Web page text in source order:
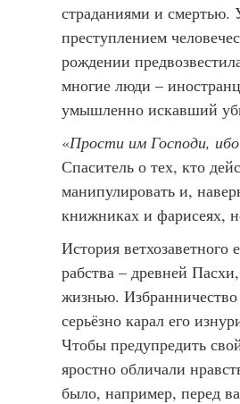
страданиями и
преступлением
рождении
многие люди –
умышленно искавший
«Прости им Господи,
Спаситель о тех, кто
манипулировать и,
книжниках и фарисеях,
История ветхозаветного
рабства – древней
жизнью.
серьёзно карал его
Чтобы предупредить
яростно обличали
было, например, перед